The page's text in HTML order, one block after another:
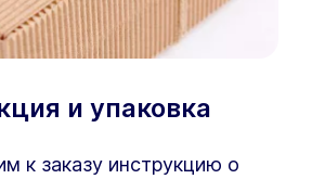
и упаковка
к заказу инструкцию о